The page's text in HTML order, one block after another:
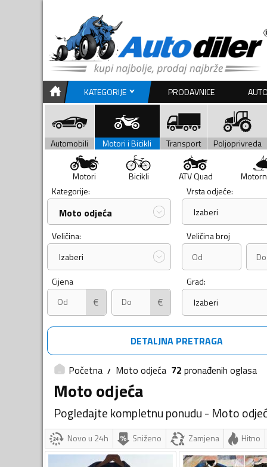
KATEGORIJE PRODAVNICE
Automobili Motori i Bicikli Transport Poljoprivreda
Motori Bicikli ATV Quad
Kategorije:
Moto odjeća
Vrsta odjeće:
Izaberi
Veličina:
Izaberi
Veličina broj
Cijena
€ €
Grad:
Izaberi
DETALJNA PRETRAGA
Početna Moto odjeća 72 pronađenih oglasa
Moto odjeća
Pogledajte kompletnu ponudu - Moto
Novo u 24h Sniženo Zamjena Hitno